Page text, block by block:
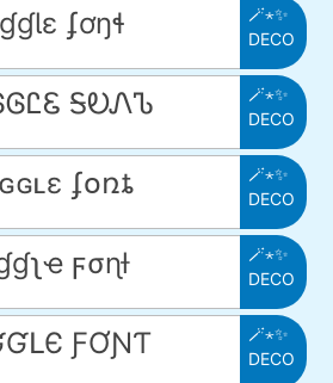
ʄơŋɬ
🪄⋆✨
DECO
ᎦᎧᏁᏖ
🪄⋆✨
DECO
ʄօռȶ
🪄⋆✨
DECO
ϝσɳƚ
🪄⋆✨
DECO
ƑƠƝƬ
🪄⋆✨
DECO